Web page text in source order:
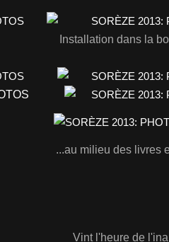
Installation dans la
...au milieu des livres
Vint l'heure de